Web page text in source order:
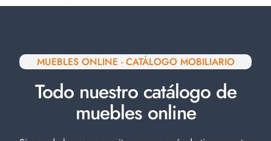
MUEBLES ONLINE - CATÁLOGO MOBILIARIO
Todo nuestro catálogo de
muebles online